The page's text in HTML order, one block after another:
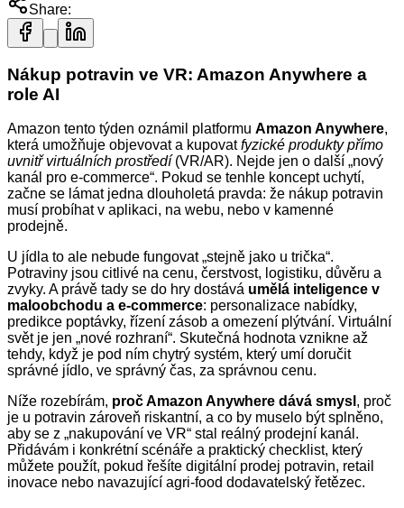
Share:
Nákup potravin ve VR: Amazon Anywhere a
role AI
Amazon tento týden oznámil platformu Amazon Anywhere,
která umožňuje objevovat a kupovatfyzické produkty přímo
uvnitř virtuálních prostředí(VR/AR). Nejde jen o další „nový
kanál pro e‑commerce“. Pokud se tenhle koncept uchytí,
začne se lámat jedna dlouholetá pravda: že nákup potravin
musí probíhat v aplikaci, na webu, nebo v kamenné
prodejně.
U jídla to ale nebude fungovat „stejně jako u trička“.
Potraviny jsou citlivé na cenu, čerstvost, logistiku, důvěru a
zvyky. A právě tady se do hry dostává umělá inteligence v
maloobchodu a e‑commerce: personalizace nabídky,
predikce poptávky, řízení zásob a omezení plýtvání. Virtuální
svět je jen „nové rozhraní“. Skutečná hodnota vznikne až
tehdy, když je pod ním chytrý systém, který umí doručit
správné jídlo, ve správný čas, za správnou cenu.
Níže rozebírám, proč Amazon Anywhere dává smysl , proč
je u potravin zároveň riskantní, a co by muselo být splněno,
aby se z „nakupování ve VR“ stal reálný prodejní kanál.
Přidávám i konkrétní scénáře a praktický checklist, který
můžete použít, pokud řešíte digitální prodej potravin, retail
inovace nebo navazující agri‑food dodavatelský řetězec.